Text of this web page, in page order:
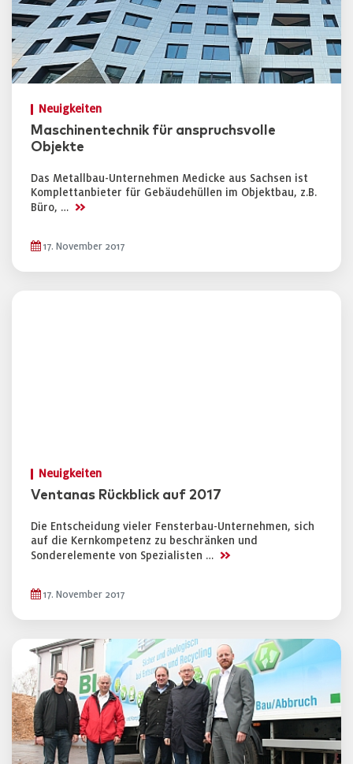
Neuigkeiten
Maschinentechnik für anspruchsvolle
Objekte
Das Metallbau-Unternehmen Medicke aus Sachsen ist
Komplettanbieter für Gebäudehüllen im Objektbau, z.B.
Büro, … >>
17. November 2017
Neuigkeiten
Ventanas Rückblick auf 2017
Die Entscheidung vieler Fensterbau-Unternehmen, sich
auf die Kernkompetenz zu beschränken und
Sonderelemente von Spezialisten … >>
17. November 2017